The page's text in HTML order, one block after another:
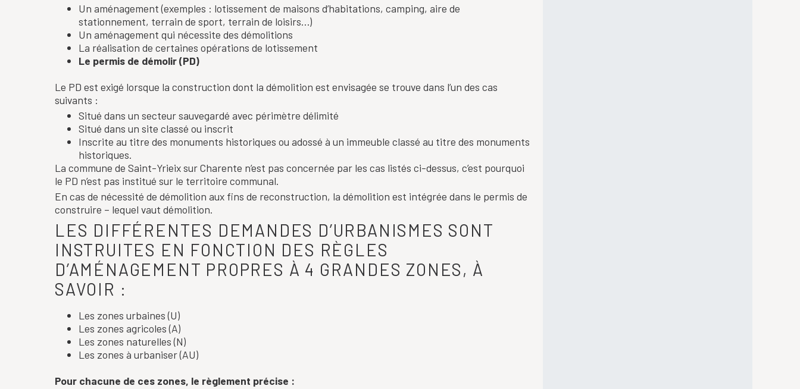
Un aménagement (exemples : lotissement de maisons d’habitations, camping, aire de
stationnement, terrain de sport, terrain de loisirs…)
Un aménagement qui nécessite des démolitions
La réalisation de certaines opérations de lotissement
Le permis de démolir (PD)
Le PD est exigé lorsque la construction dont la démolition est envisagée se trouve dans l’un des cas
suivants :
Situé dans un secteur sauvegardé avec périmètre délimité
Situé dans un site classé ou inscrit
Inscrite au titre des monuments historiques ou adossé à un immeuble classé au titre des monuments
historiques.
La commune de Saint-Yrieix sur Charente n’est pas concernée par les cas listés ci-dessus, c’est pourquoi
le PD n’est pas institué sur le territoire communal.
En cas de nécessité de démolition aux fins de reconstruction, la démolition est intégrée dans le permis de
construire – lequel vaut démolition.
LES DIFFÉRENTES DEMANDES D’URBANISMES SONT
INSTRUITES EN FONCTION DES RÈGLES
D’AMÉNAGEMENT PROPRES À 4 GRANDES ZONES, À
SAVOIR :
Les zones urbaines (U)
Les zones agricoles (A)
Les zones naturelles (N)
Les zones à urbaniser (AU)
Pour chacune de ces zones, le règlement précise :